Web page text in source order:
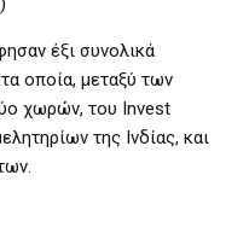
έξι συνολικά
οποία, μεταξύ των
χωρών, του Invest
της Ινδίας, και